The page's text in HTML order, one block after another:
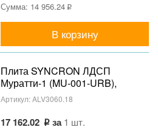
Сумма: 14 956.24
В корзину
Плита SYNCRON ЛДСП
Муратти-1 (MU-001-URB),
1240*18*2750 мм
Артикул:ALV3060.18
17 162.02 за1 шт.